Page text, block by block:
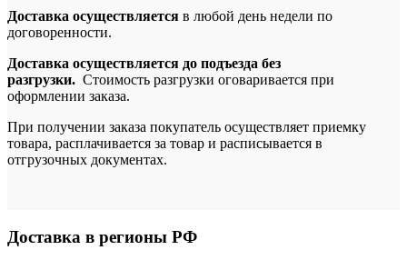
Доставка осуществляется в любой день недели по
договоренности.
Доставка осуществляется до подъезда без
разгрузки. Стоимость разгрузки оговаривается при
оформлении заказа.
При получении заказа покупатель осуществляет приемку
товара, расплачивается за товар и расписывается в
отгрузочных документах.
Доставка в регионы РФ